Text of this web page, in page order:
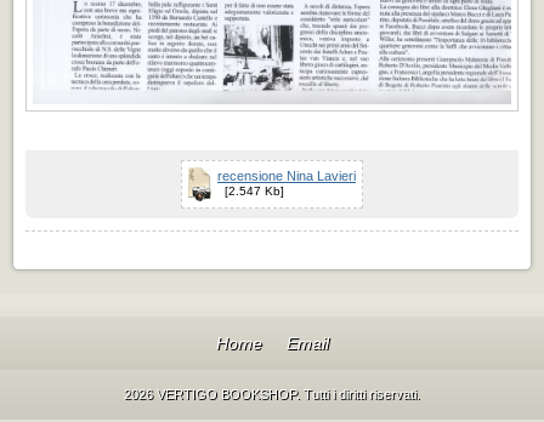
recensione Nina Lavieri
[2.547 Kb]
Home Email
2026 VERTIGO BOOKSHOP. Tutti i diritti riservati.